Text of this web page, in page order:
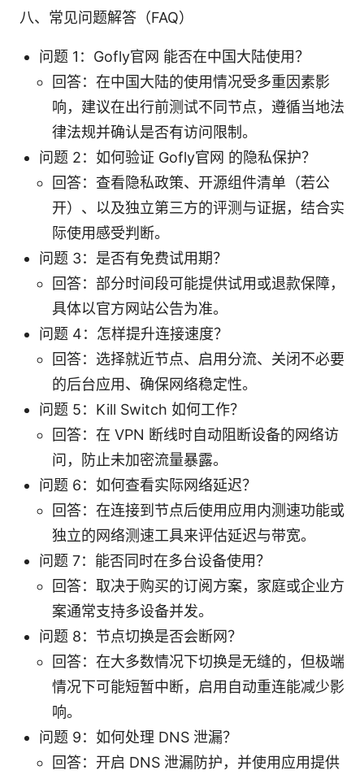
八、常见问题解答（FAQ）
问题 1：Gofly官网 能否在中国大陆使用？
回答：在中国大陆的使用情况受多重因素影
响，建议在出行前测试不同节点，遵循当地法
律法规并确认是否有访问限制。
问题 2：如何验证 Gofly官网 的隐私保护？
回答：查看隐私政策、开源组件清单（若公
开）、以及独立第三方的评测与证据，结合实
际使用感受判断。
问题 3：是否有免费试用期？
回答：部分时间段可能提供试用或退款保障，
具体以官方网站公告为准。
问题 4：怎样提升连接速度？
回答：选择就近节点、启用分流、关闭不必要
的后台应用、确保网络稳定性。
问题 5：Kill Switch 如何工作？
回答：在 VPN 断线时自动阻断设备的网络访
问，防止未加密流量暴露。
问题 6：如何查看实际网络延迟？
回答：在连接到节点后使用应用内测速功能或
独立的网络测速工具来评估延迟与带宽。
问题 7：能否同时在多台设备使用？
回答：取决于购买的订阅方案，家庭或企业方
案通常支持多设备并发。
问题 8：节点切换是否会断网？
回答：在大多数情况下切换是无缝的，但极端
情况下可能短暂中断，启用自动重连能减少影
响。
问题 9：如何处理 DNS 泄漏？
回答：开启 DNS 泄漏防护，并使用应用提供